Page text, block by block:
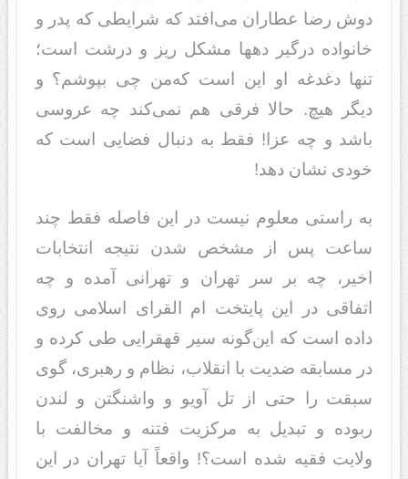
دوش‌‌‌ رضا عطاران می‌افتد که شرایطی که پدر و
خانواده درگیر دهها مشکل ریز و درشت است؛
تنها دغدغه او این است که‌‌‌من چی بپوشم؟ ‌‌‌و
دیگر هیچ. حالا فرقی هم نمی‌کند چه عروسی
باشد و چه عزا! فقط به دنبال فضایی است که
خودی نشان دهد!
به راستی معلوم نیست در این فاصله فقط چند
ساعت پس از مشخص شدن نتیجه انتخابات
اخیر، چه بر سر تهران و تهرانی آمده و چه
اتفاقی در این پایتخت‌ ام القرای اسلامی روی
داده است که این‌گونه سیر قهقرایی طی کرده و
در مسابقه ضدیت با انقلاب، نظام و رهبری، گوی
سبقت را حتی از تل آویو و واشنگتن و لندن
ربوده و تبدیل به مرکزیت فتنه و مخالفت با
ولایت فقیه شده است؟! واقعاً آیا تهران در این